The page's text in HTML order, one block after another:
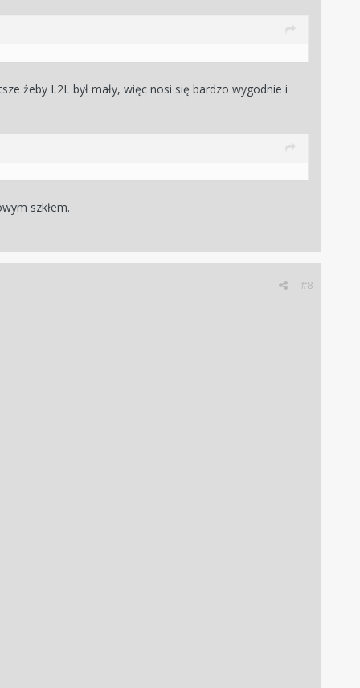
żeby L2L był mały, więc nosi się bardzo wygodnie i
szkłem.
#8